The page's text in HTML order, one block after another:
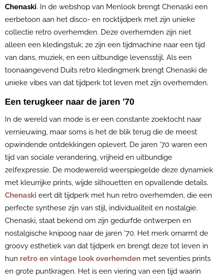
Chenaski. In de webshop van Menlook brengt Chenaski een
eerbetoon aan het disco- en rocktijdperk met zijn unieke
collectie retro overhemden. Deze overhemden zijn niet
alleen een kledingstuk; ze zijn een tijdmachine naar een tijd
van dans, muziek, en een uitbundige levensstijl. Als een
toonaangevend Duits retro kledingmerk brengt Chenaski de
unieke vibes van dat tijdperk tot leven met zijn overhemden.
Een terugkeer naar de jaren '70
In de wereld van mode is er een constante zoektocht naar
vernieuwing, maar soms is het de blik terug die de meest
opwindende ontdekkingen oplevert. De jaren '70 waren een
tijd van sociale verandering, vrijheid en uitbundige
zelfexpressie. De modewereld weerspiegelde deze dynamiek
met kleurrijke prints, wijde silhouetten en opvallende details.
Chenaski eert dit tijdperk met hun retro overhemden, die een
perfecte synthese zijn van stijl, individualiteit en nostalgie.
Chenaski, staat bekend om zijn gedurfde ontwerpen en
nostalgische knipoog naar de jaren '70. Het merk omarmt de
groovy esthetiek van dat tijdperk en brengt deze tot leven in
hun retro en vintage look overhemden met seventies prints
en grote puntkragen. Het is een viering van een tijd waarin